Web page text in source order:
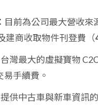
：目前為公司最大營收
建商收取物件刊登費（
台灣最大的虛擬寶物
易手續費。
提供中古車與新車資訊